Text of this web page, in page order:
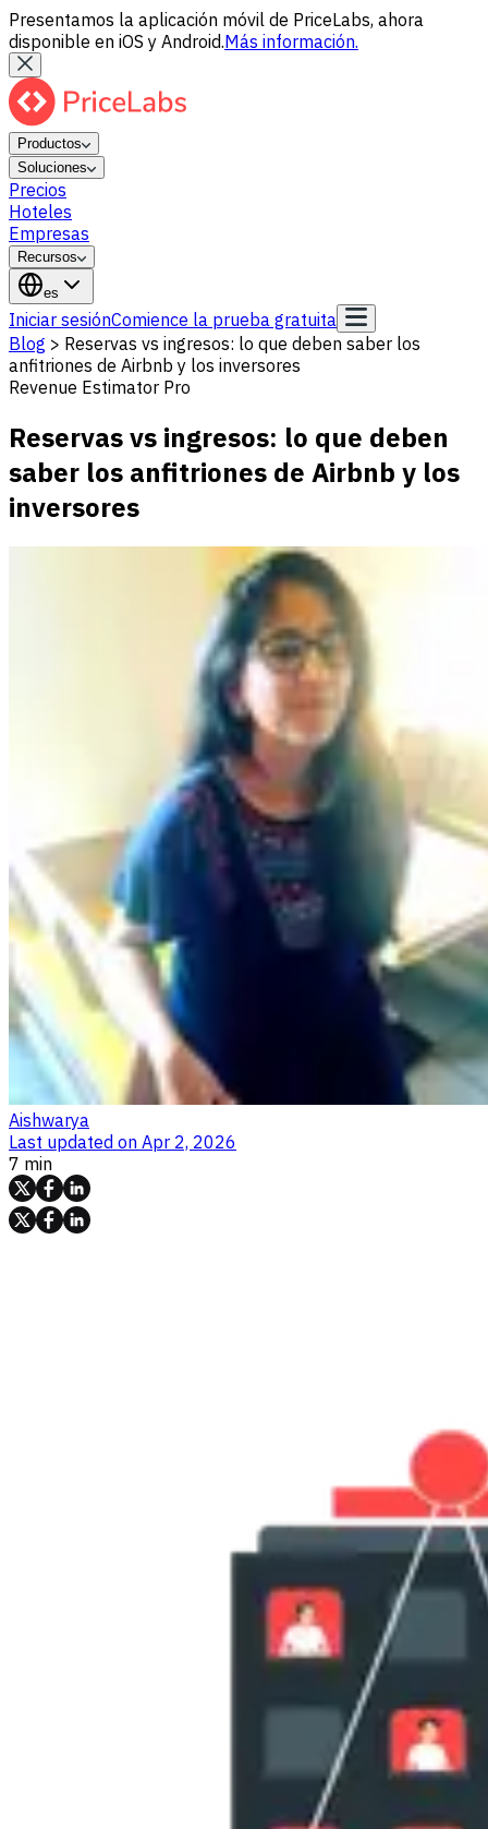
Presentamos la aplicación móvil de PriceLabs, ahora
disponible en iOS y Android.Más información.
Productos
Soluciones
Precios
Hoteles
Empresas
Recursos
es
Iniciar sesiónComience la prueba gratuita
Blog > Reservas vs ingresos: lo que deben saber los
anfitriones de Airbnb y los inversores
Revenue Estimator Pro
Reservas vs ingresos: lo que deben
saber los anfitriones de Airbnb y los
inversores
Aishwarya
Last updated on Apr 2, 2026
7 min